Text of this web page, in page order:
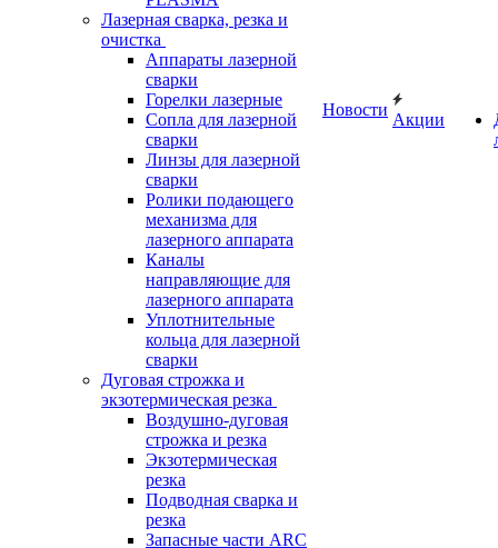
Лазерная сварка, резка и
очистка
Аппараты лазерной
сварки
Горелки лазерные
Сопла для лазерной
сварки
Линзы для лазерной
сварки
Ролики подающего
механизма для
лазерного аппарата
Каналы
направляющие для
лазерного аппарата
Уплотнительные
кольца для лазерной
сварки
Дуговая строжка и
экзотермическая резка
Воздушно-дуговая
строжка и резка
Экзотермическая
резка
Подводная сварка и
резка
Запасные части ARC
Новости
Акции